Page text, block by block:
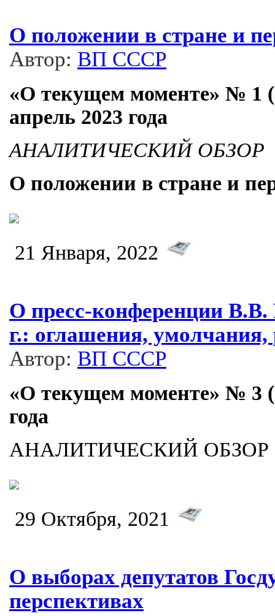
О положении в стране и
Автор: ВП СССР
«О текущем моменте» № 1
апрель 2023 года
АНАЛИТИЧЕСКИЙ ОБЗОР
О положении в стране и
21 Января, 2022
О пресс-конференции В.В.
г.: оглашения, умолчания,
Автор: ВП СССР
«О текущем моменте» № 3
года
АНАЛИТИЧЕСКИЙ ОБЗОР
29 Октября, 2021
О выборах депутатов
перспективах